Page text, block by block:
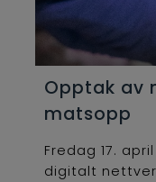
Opptak av
matsopp
Fredag 17.
digitalt